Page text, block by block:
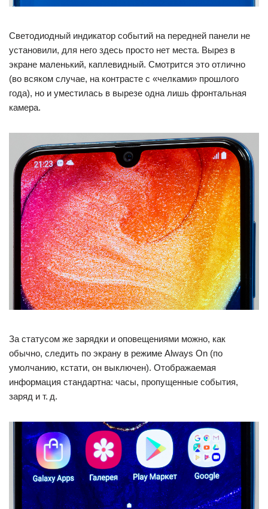
Светодиодный индикатор событий на передней панели не
установили, для него здесь просто нет места. Вырез в
экране маленький, каплевидный. Смотрится это отлично
(во всяком случае, на контрасте с «челками» прошлого
года), но и уместилась в вырезе одна лишь фронтальная
камера.
За статусом же зарядки и оповещениями можно, как
обычно, следить по экрану в режиме Always On (по
умолчанию, кстати, он выключен). Отображаемая
информация стандартна: часы, пропущенные события,
заряд и т. д.